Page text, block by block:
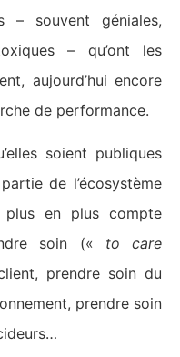
– souvent géniales,
– qu’ont les
aujourd’hui encore
de performance.
soient publiques
de l’écosystème
en plus compte
soin (« to care
prendre soin du
prendre soin